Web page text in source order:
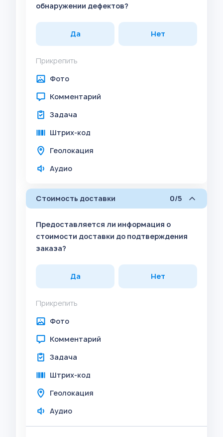
обнаружении дефектов?
Да Нет
Прикрепить
Фото
Комментарий
Задача
Штрих-код
Геолокация
Аудио
Стоимость доставки 0/5
Предоставляется ли информация о
стоимости доставки до подтверждения
заказа?
Да Нет
Прикрепить
Фото
Комментарий
Задача
Штрих-код
Геолокация
Аудио